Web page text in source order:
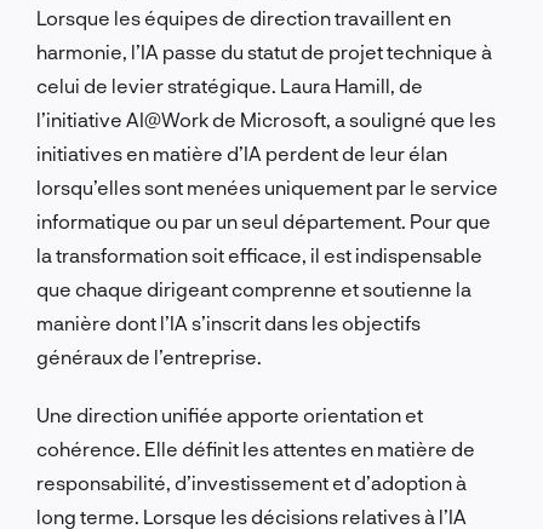
Lorsque les équipes de direction travaillent en
harmonie, l’IA passe du statut de projet technique à
celui de levier stratégique. Laura Hamill, de
l’initiative AI@Work de Microsoft, a souligné que les
initiatives en matière d’IA perdent de leur élan
lorsqu’elles sont menées uniquement par le service
informatique ou par un seul département. Pour que
la transformation soit efficace, il est indispensable
que chaque dirigeant comprenne et soutienne la
manière dont l’IA s’inscrit dans les objectifs
généraux de l’entreprise.
Une direction unifiée apporte orientation et
cohérence. Elle définit les attentes en matière de
responsabilité, d’investissement et d’adoption à
long terme. Lorsque les décisions relatives à l’IA